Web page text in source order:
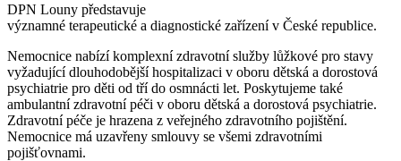
DPN Louny představuje
významné terapeutické a diagnostické zařízení v České republice.
Nemocnice nabízí komplexní zdravotní služby lůžkové pro stavy
vyžadující dlouhodobější hospitalizaci v oboru dětská a dorostová
psychiatrie pro děti od tří do osmnácti let. Poskytujeme také
ambulantní zdravotní péči v oboru dětská a dorostová psychiatrie.
Zdravotní péče je hrazena z veřejného zdravotního pojištění.
Nemocnice má uzavřeny smlouvy se všemi zdravotními
pojišťovnami.